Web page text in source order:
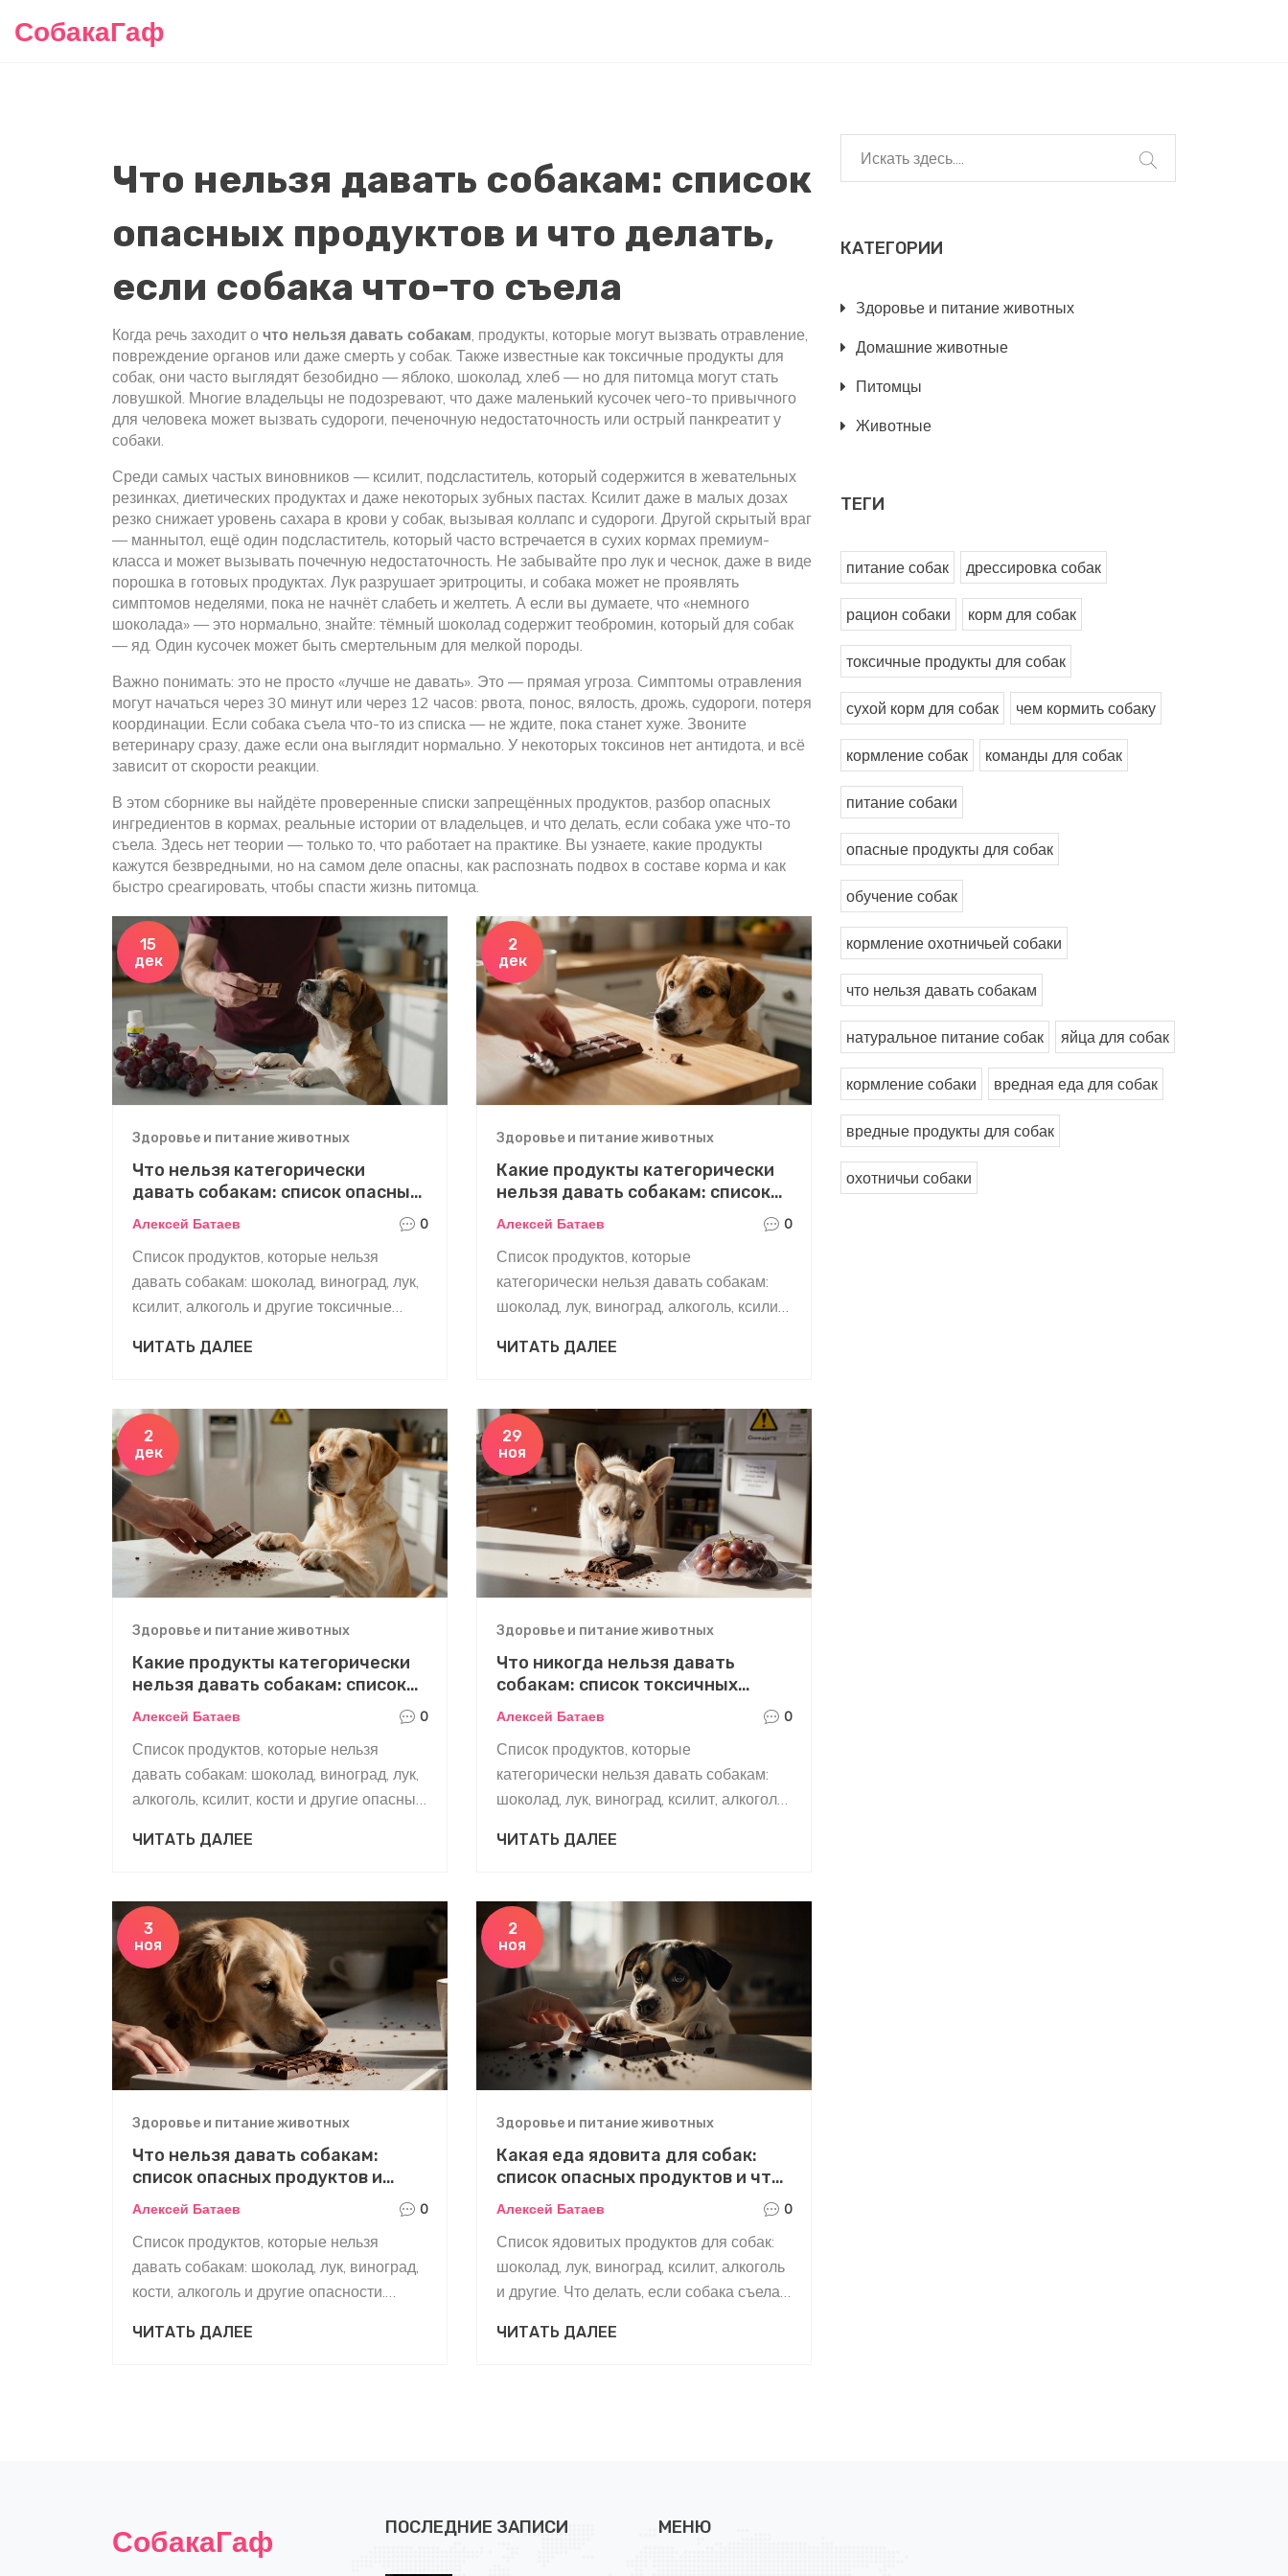
СобакаГаф
Что нельзя давать собакам: список
опасных продуктов и что делать,
если собака что-то съела
Когда речь заходит о что нельзя давать собакам, продукты, которые могут вызвать отравление,
повреждение органов или даже смерть у собак. Также известные как токсичные продукты для
собак, они часто выглядят безобидно — яблоко, шоколад, хлеб — но для питомца могут стать
ловушкой. Многие владельцы не подозревают, что даже маленький кусочек чего-то привычного
для человека может вызвать судороги, печеночную недостаточность или острый панкреатит у
собаки.
Среди самых частых виновников — ксилит, подсластитель, который содержится в жевательных
резинках, диетических продуктах и даже некоторых зубных пастах. Ксилит даже в малых дозах
резко снижает уровень сахара в крови у собак, вызывая коллапс и судороги. Другой скрытый враг
— маннытол, ещё один подсластитель, который часто встречается в сухих кормах премиум-
класса и может вызывать почечную недостаточность. Не забывайте про лук и чеснок, даже в виде
порошка в готовых продуктах. Лук разрушает эритроциты, и собака может не проявлять
симптомов неделями, пока не начнёт слабеть и желтеть. А если вы думаете, что «немного
шоколада» — это нормально, знайте: тёмный шоколад содержит теобромин, который для собак
— яд. Один кусочек может быть смертельным для мелкой породы.
Важно понимать: это не просто «лучше не давать». Это — прямая угроза. Симптомы отравления
могут начаться через 30 минут или через 12 часов: рвота, понос, вялость, дрожь, судороги, потеря
координации. Если собака съела что-то из списка — не ждите, пока станет хуже. Звоните
ветеринару сразу, даже если она выглядит нормально. У некоторых токсинов нет антидота, и всё
зависит от скорости реакции.
В этом сборнике вы найдёте проверенные списки запрещённых продуктов, разбор опасных
ингредиентов в кормах, реальные истории от владельцев, и что делать, если собака уже что-то
съела. Здесь нет теории — только то, что работает на практике. Вы узнаете, какие продукты
кажутся безвредными, но на самом деле опасны, как распознать подвох в составе корма и как
быстро среагировать, чтобы спасти жизнь питомца.
15
дек
Здоровье и питание животных
Что нельзя категорически
давать собакам: список опасных
продуктов
Алексей Батаев 0
Список продуктов, которые нельзя
давать собакам: шоколад, виноград, лук,
ксилит, алкоголь и другие токсичные
маленькие порции могут быть
ЧИТАТЬ ДАЛЕЕ
2
дек
Здоровье и питание животных
Какие продукты категорически
нельзя давать собакам: список
опасных продуктов
Алексей Батаев 0
Список продуктов, которые
категорически нельзя давать собакам:
шоколад, лук, виноград, алкоголь, ксилит,
делать, если собака съела запрещенное,
ЧИТАТЬ ДАЛЕЕ
2
дек
Здоровье и питание животных
Какие продукты категорически
нельзя давать собакам: список
опасных продуктов
Алексей Батаев 0
Список продуктов, которые нельзя
давать собакам: шоколад, виноград, лук,
алкоголь, ксилит, кости и другие опасные
делать, если собака их съела.
ЧИТАТЬ ДАЛЕЕ
29
ноя
Здоровье и питание животных
Что никогда нельзя давать
собакам: список токсичных
продуктов и почему они опасны
Алексей Батаев 0
Список продуктов, которые
категорически нельзя давать собакам:
шоколад, лук, виноград, ксилит, алкоголь,
Почему они токсичны и что делать, если
ЧИТАТЬ ДАЛЕЕ
3
ноя
Здоровье и питание животных
Что нельзя давать собакам:
список опасных продуктов и
почему они вредны
Алексей Батаев 0
Список продуктов, которые нельзя
давать собакам: шоколад, лук, виноград,
кости, алкоголь и другие опасности.
собака их съела.
ЧИТАТЬ ДАЛЕЕ
2
ноя
Здоровье и питание животных
Какая еда ядовита для собак:
список опасных продуктов и что
делать, если собака съела что-
то запретное
Алексей Батаев 0
Список ядовитых продуктов для собак:
шоколад, лук, виноград, ксилит, алкоголь
и другие. Что делать, если собака съела
отравление.
ЧИТАТЬ ДАЛЕЕ
КАТЕГОРИИ
Здоровье и питание животных
Домашние животные
Питомцы
Животные
ТЕГИ
питание собак дрессировка собак
рацион собаки корм для собак
токсичные продукты для собак
сухой корм для собак чем кормить собаку
кормление собак команды для собак
питание собаки
опасные продукты для собак
обучение собак
кормление охотничьей собаки
что нельзя давать собакам
натуральное питание собак яйца для собак
кормление собаки вредная еда для собак
вредные продукты для собак
охотничьи собаки
СобакаГаф ПОСЛЕДНИЕ ЗАПИСИ МЕНЮ